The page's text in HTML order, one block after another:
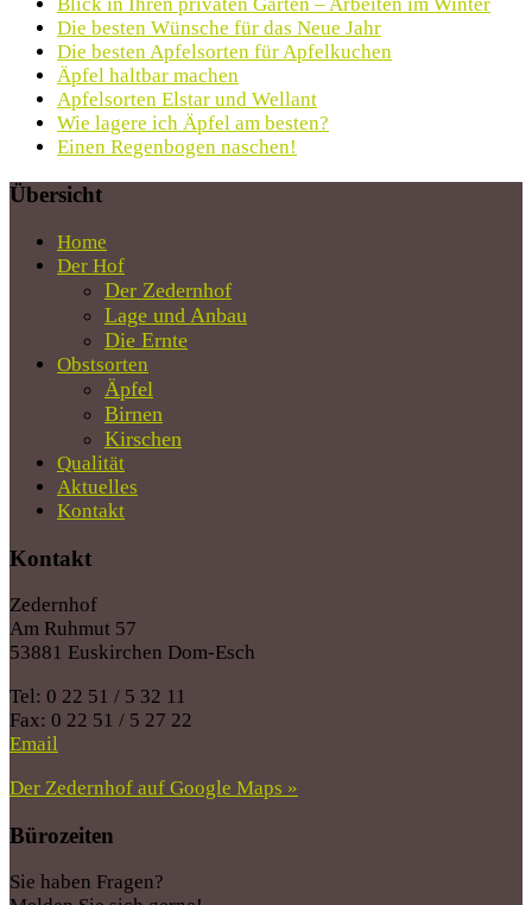
Blick in Ihren privaten Garten – Arbeiten im Winter
Die besten Wünsche für das Neue Jahr
Die besten Apfelsorten für Apfelkuchen
Äpfel haltbar machen
Apfelsorten Elstar und Wellant
Wie lagere ich Äpfel am besten?
Einen Regenbogen naschen!
Übersicht
Home
Der Hof
Der Zedernhof
Lage und Anbau
Die Ernte
Obstsorten
Äpfel
Birnen
Kirschen
Qualität
Aktuelles
Kontakt
Kontakt
Zedernhof
Am Ruhmut 57
53881 Euskirchen Dom-Esch
Tel: 0 22 51 / 5 32 11
Fax: 0 22 51 / 5 27 22
Email
Der Zedernhof auf Google Maps »
Bürozeiten
Sie haben Fragen?